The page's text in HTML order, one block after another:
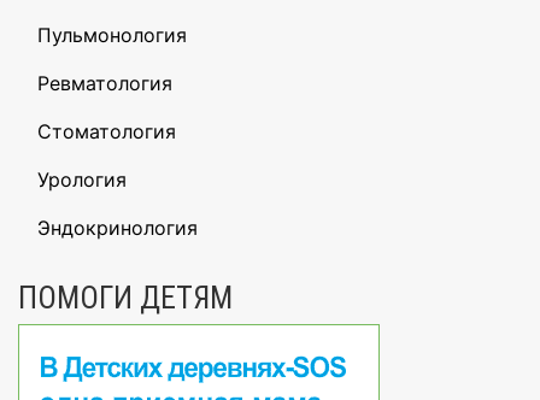
Пульмонология
Ревматология
Стоматология
Урология
Эндокринология
ПОМОГИ ДЕТЯМ